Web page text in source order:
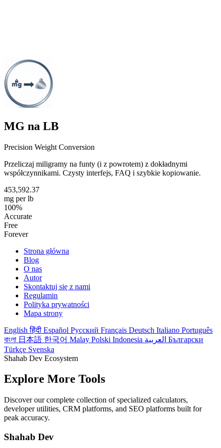
MG na LB
Precision Weight Conversion
Przeliczaj miligramy na funty (i z powrotem) z dokładnymi
współczynnikami. Czysty interfejs, FAQ i szybkie kopiowanie.
453,592.37
mg per lb
100%
Accurate
Free
Forever
Strona główna
Blog
O nas
Autor
Skontaktuj się z nami
Regulamin
Polityka prywatności
Mapa strony
Englishहिंदी Español Русский Français Deutsch Italiano Português
বাংলা 日本語 한국어 Malay Polski Indonesia
Български
Türkçe Svenska
Shahab Dev Ecosystem
Explore More Tools
Discover our complete collection of specialized calculators,
developer utilities, CRM platforms, and SEO platforms built for
peak accuracy.
Shahab Dev